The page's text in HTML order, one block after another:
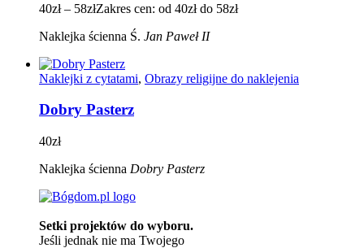
40zł – 58złZakres cen: od 40zł do 58zł
Naklejka ścienna Ś. Jan Paweł II
Naklejki z cytatami, Obrazy religijne do naklejenia
Dobry Pasterz
40zł
Naklejka ścienna Dobry Pasterz
Setki projektów do wyboru.
Jeśli jednak nie ma Twojego